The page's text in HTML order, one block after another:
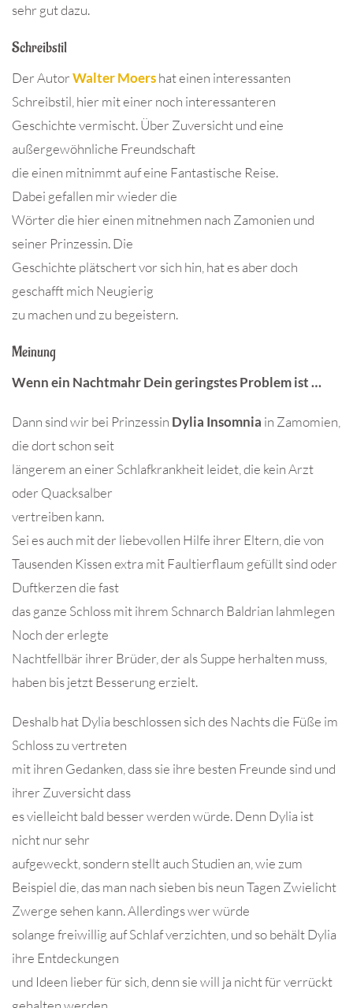
sehr gut dazu.
Schreibstil
Der AutorWalter Moershat einen interessanten
Schreibstil, hier mit einer noch interessanteren
Geschichte vermischt. Über Zuversicht und eine
außergewöhnliche Freundschaft
die einen mitnimmt auf eine Fantastische Reise.
Dabei gefallen mir wieder die
Wörter die hier einen mitnehmen nach Zamonien und
seiner Prinzessin. Die
Geschichte plätschert vor sich hin, hat es aber doch
geschafft mich Neugierig
zu machen und zu begeistern.
Meinung
Wenn ein Nachtmahr Dein geringstes Problem ist …
Dann sind wir bei Prinzessin Dylia Insomnia in Zamomien,
die dort schon seit
längerem an einer Schlafkrankheit leidet, die kein Arzt
oder Quacksalber
vertreiben kann.
Sei es auch mit der liebevollen Hilfe ihrer Eltern, die von
Tausenden Kissen extra mit Faultierflaum gefüllt sind oder
Duftkerzen die fast
das ganze Schloss mit ihrem Schnarch Baldrian lahmlegen
Noch der erlegte
Nachtfellbär ihrer Brüder, der als Suppe herhalten muss,
haben bis jetzt Besserung erzielt.
Deshalb hat Dylia beschlossen sich des Nachts die Füße im
Schloss zu vertreten
mit ihren Gedanken, dass sie ihre besten Freunde sind und
ihrer Zuversicht dass
es vielleicht bald besser werden würde. Denn Dylia ist
nicht nur sehr
aufgeweckt, sondern stellt auch Studien an, wie zum
Beispiel die, das man nach sieben bis neun Tagen Zwielicht
Zwerge sehen kann. Allerdings wer würde
solange freiwillig auf Schlaf verzichten, und so behält Dylia
ihre Entdeckungen
und Ideen lieber für sich, denn sie will ja nicht für verrückt